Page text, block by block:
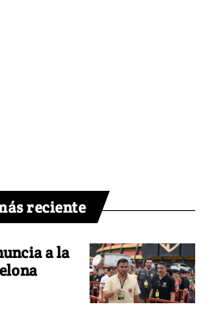
reciente
a la